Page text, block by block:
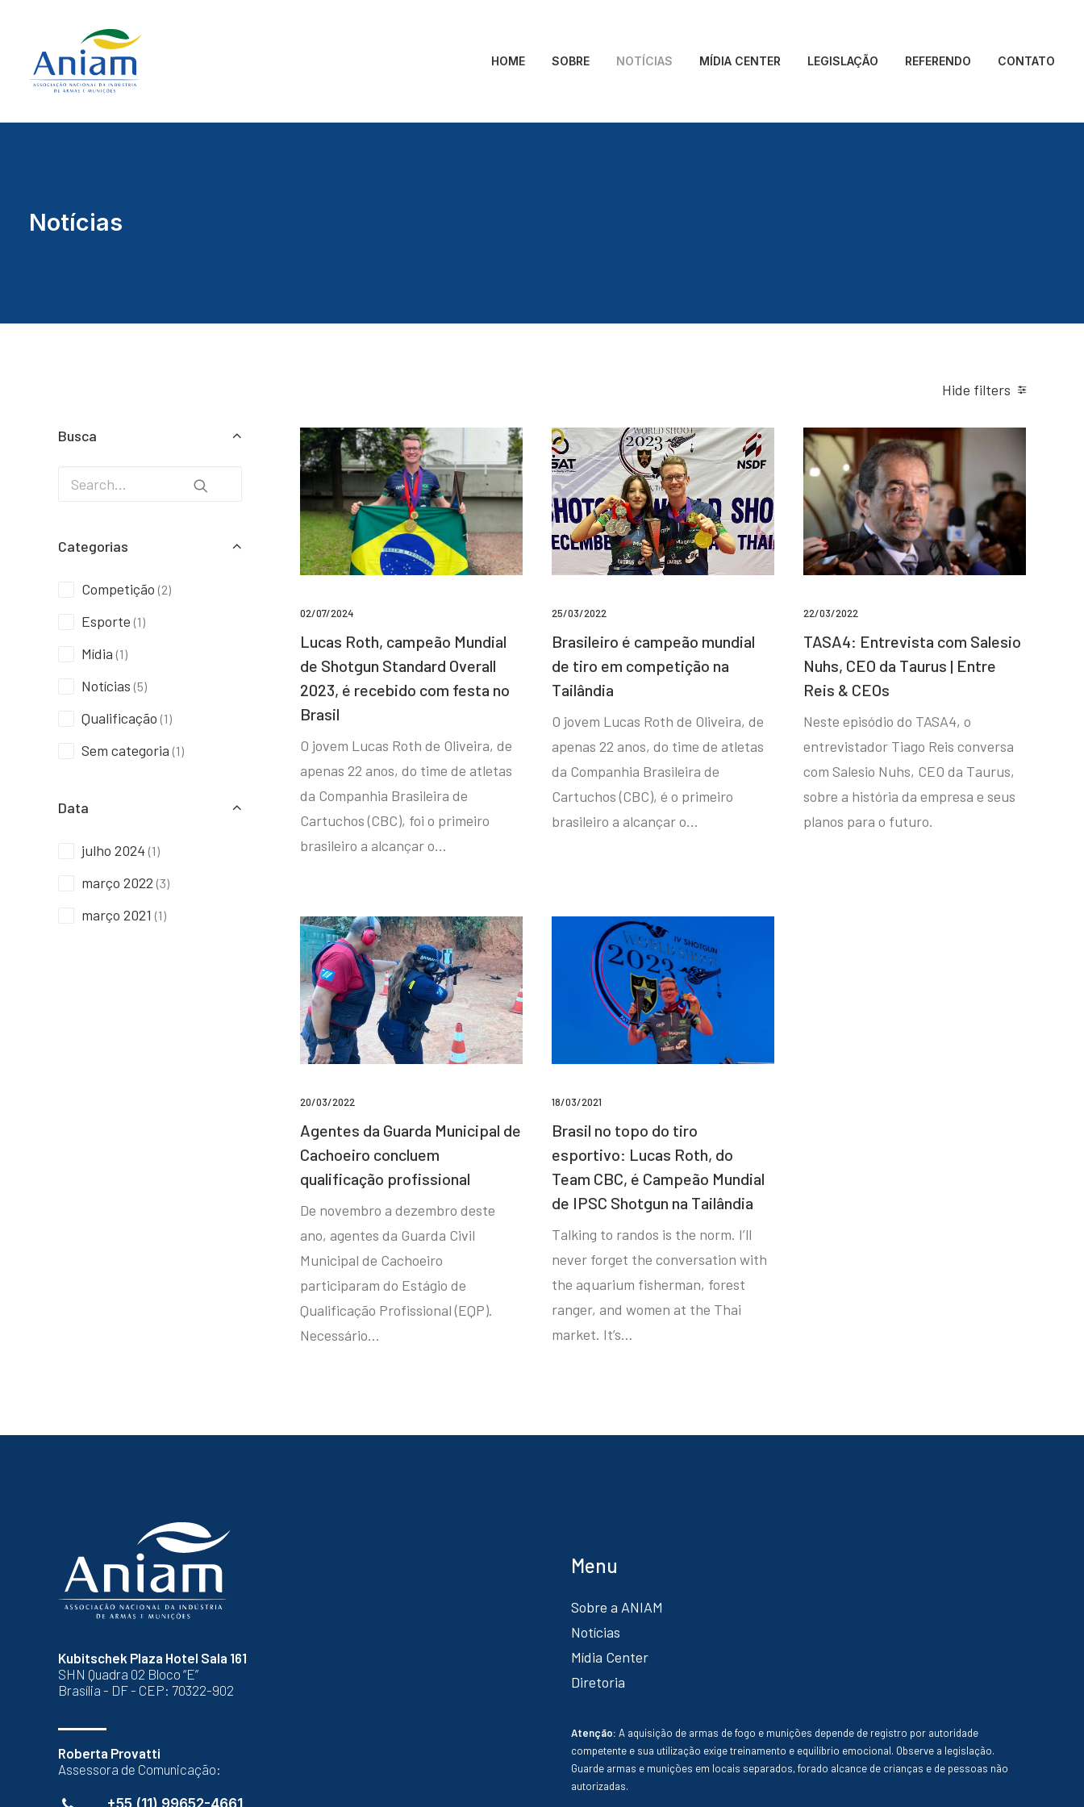
HOME SOBRE NOTÍCIAS MÍDIA CENTER LEGISLAÇÃO REFERENDO CONTATO
Notícias
Hide filters
Busca
Categorias
Competição (2)
Esporte (1)
Mídia (1)
Notícias (5)
Qualificação (1)
Sem categoria (1)
Data
julho 2024 (1)
março 2022 (3)
março 2021 (1)
02/07/2024
Lucas Roth, campeão Mundial
de Shotgun Standard Overall
2023, é recebido com festa no
Brasil
O jovem Lucas Roth de Oliveira, de
apenas 22 anos, do time de atletas
da Companhia Brasileira de
Cartuchos (CBC), foi o primeiro
brasileiro a alcançar o…
25/03/2022
Brasileiro é campeão mundial
de tiro em competição na
Tailândia
O jovem Lucas Roth de Oliveira, de
apenas 22 anos, do time de atletas
da Companhia Brasileira de
Cartuchos (CBC), é o primeiro
brasileiro a alcançar o…
22/03/2022
TASA4: Entrevista com Salesio
Nuhs, CEO da Taurus | Entre
Reis & CEOs
Neste episódio do TASA4, o
entrevistador Tiago Reis conversa
com Salesio Nuhs, CEO da Taurus,
sobre a história da empresa e seus
planos para o futuro.
20/03/2022
Agentes da Guarda Municipal de
Cachoeiro concluem
qualificação profissional
De novembro a dezembro deste
ano, agentes da Guarda Civil
Municipal de Cachoeiro
participaram do Estágio de
Qualificação Profissional (EQP).
Necessário…
18/03/2021
Brasil no topo do tiro
esportivo: Lucas Roth, do
Team CBC, é Campeão Mundial
de IPSC Shotgun na Tailândia
Talking to randos is the norm. I’ll
never forget the conversation with
the aquarium fisherman, forest
ranger, and women at the Thai
market. It’s…
Kubitschek Plaza Hotel Sala 161
SHN Quadra 02 Bloco “E”
Brasília - DF - CEP: 70322-902
Roberta Provatti
Assessora de Comunicação:
+55 (11) 99652-4661
Menu
Sobre a ANIAM
Notícias
Mídia Center
Diretoria
Atenção: A aquisição de armas de fogo e munições depende de registro por autoridade
competente e sua utilização exige treinamento e equilíbrio emocional. Observe a legislação.
Guarde armas e munições em locais separados, forado alcance de crianças e de pessoas não
autorizadas.